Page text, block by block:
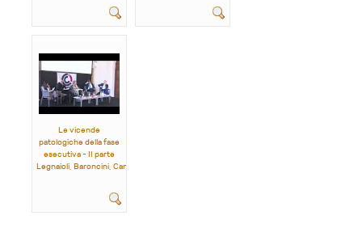
Le vicende
patologiche della fase
esecutiva - II parte
Legnaioli, Baroncini, Canazza, Limitone, Picciau